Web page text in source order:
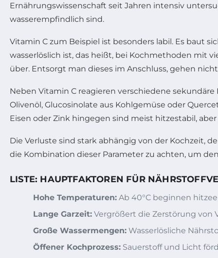
Ernährungswissenschaft seit Jahren intensiv
wasserempfindlich sind.
Vitamin C zum Beispiel ist besonders labil. Es baut
wasserlöslich ist, das heißt, bei Kochmethoden mit
über. Entsorgt man dieses im Anschluss, gehen
Neben Vitamin C reagieren verschiedene
Olivenöl, Glucosinolate aus Kohlgemüse oder
Eisen oder Zink hingegen sind meist hitzestabil,
Die Verluste sind stark abhängig von der Kochzeit,
die Kombination dieser Parameter zu achten, um
LISTE: HAUPTFAKTOREN FÜR
Hohe Temperaturen: Ab 40°C beginnen
Lange Garzeit: Vergrößert die Zerstörung von
Große Wassermengen: Wasserlösliche
Öffener Kochprozess: Sauerstoff und Licht